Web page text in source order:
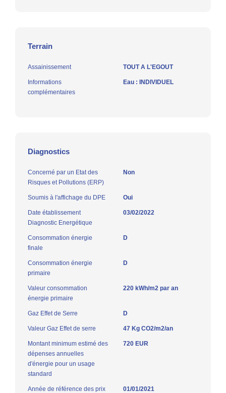
Terrain
Assainissement TOUT A L'EGOUT
Informations
complémentaires
Eau : INDIVIDUEL
Diagnostics
Concerné par un Etat des
Risques et Pollutions (ERP)
Non
Soumis à l'affichage du DPE Oui
Date établissement
Diagnostic Energétique
03/02/2022
Consommation énergie
finale
D
Consommation énergie
primaire
D
Valeur consommation
énergie primaire
220 kWh/m2 par an
Gaz Effet de Serre D
Valeur Gaz Effet de serre 47 Kg CO2/m2/an
Montant minimum estimé des
dépenses annuelles
d'énergie pour un usage
standard
720 EUR
Année de référence des prix
01/01/2021